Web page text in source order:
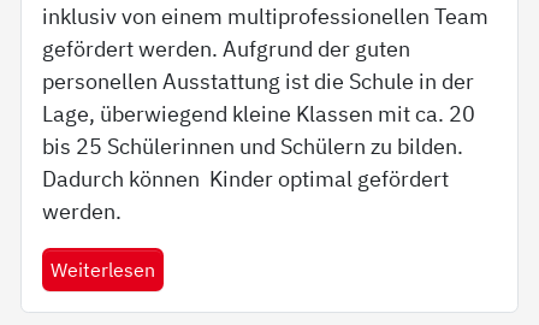
inklusiv von einem multiprofessionellen Team
gefördert werden. Aufgrund der guten
personellen Ausstattung ist die Schule in der
Lage, überwiegend kleine Klassen mit ca. 20
bis 25 Schülerinnen und Schülern zu bilden.
Dadurch können Kinder optimal gefördert
werden.
Weiterlesen